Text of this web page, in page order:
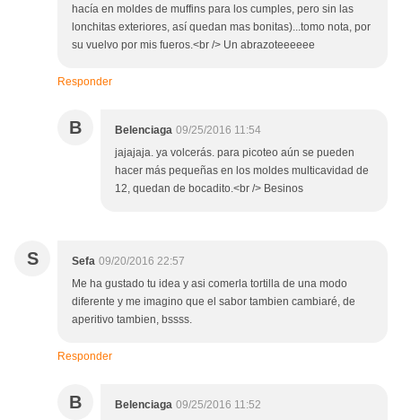
hacía en moldes de muffins para los cumples, pero sin las
lonchitas exteriores, así quedan mas bonitas)...tomo nota, por
su vuelvo por mis fueros.<br /> Un abrazoteeeeee
Responder
B Belenciaga 09/25/2016 11:54
jajajaja. ya volcerás. para picoteo aún se pueden
hacer más pequeñas en los moldes multicavidad de
12, quedan de bocadito.<br /> Besinos
S Sefa 09/20/2016 22:57
Me ha gustado tu idea y asi comerla tortilla de una modo
diferente y me imagino que el sabor tambien cambiaré, de
aperitivo tambien, bssss.
Responder
B Belenciaga 09/25/2016 11:52